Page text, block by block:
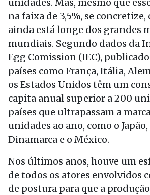
na faixa de 3,5%, se
ainda está longe dos grandes
mundiais. Segundo dados da
Egg Comission (IEC),
países como França, Itália,
os Estados Unidos têm um
capita anual superior a 200
países que ultrapassam a
unidades ao ano, como o
Dinamarca e o México.
Nos últimos anos, houve um
de todos os atores envolvidos
de postura para que a